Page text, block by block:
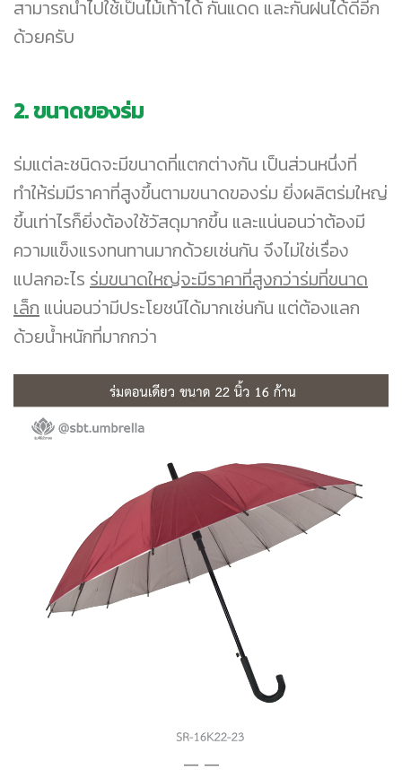
สามารถนำไปใช้เป็นไม้เท้าได้ กันแดด และกันฝนได้ดีอีก
ด้วยครับ
2. ขนาดของร่ม
ร่มแต่ละชนิดจะมีขนาดที่แตกต่างกัน เป็นส่วนหนึ่งที่
ทำให้ร่มมีราคาที่สูงขึ้นตามขนาดของร่ม ยิ่งผลิตร่มใหญ่
ขึ้นเท่าไรก็ยิ่งต้องใช้วัสดุมากขึ้น และแน่นอนว่าต้องมี
ความแข็งแรงทนทานมากด้วยเช่นกัน จึงไม่ใช่เรื่อง
แปลกอะไร ร่มขนาดใหญ่จะมีราคาที่สูงกว่าร่มที่ขนาด
เล็ก แน่นอนว่ามีประโยชน์ได้มากเช่นกัน แต่ต้องแลก
ด้วยน้ำหนักที่มากกว่า